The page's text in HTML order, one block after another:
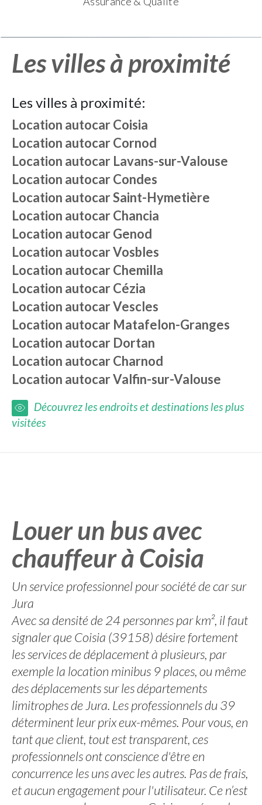
Les villes à proximité
Les villes à proximité:
Location autocarCoisia
Location autocarCornod
Location autocar Lavans-sur-Valouse
Location autocarCondes
Location autocarSaint-Hymetière
Location autocarChancia
Location autocarGenod
Location autocarVosbles
Location autocarChemilla
Location autocarCézia
Location autocarVescles
Location autocar Matafelon-Granges
Location autocar Dortan
Location autocarCharnod
Location autocarValfin-sur-Valouse
Découvrez les endroits et destinations les plus
visitées
Louer un bus avec
chauffeur à Coisia
Un service professionnel pour société de car sur
Jura
Avec sa densité de 24 personnes par km², il faut
signaler que Coisia (39158) désire fortement
les services de déplacement à plusieurs, par
exemple la location minibus 9 places, ou même
des déplacements sur les départements
limitrophes de Jura. Les professionnels du 39
déterminent leur prix eux-mêmes. Pour vous, en
tant que client, tout est transparent, ces
professionnels ont conscience d'être en
concurrence les uns avec les autres. Pas de frais,
et aucun engagement pour l'utilisateur. Ce n’est